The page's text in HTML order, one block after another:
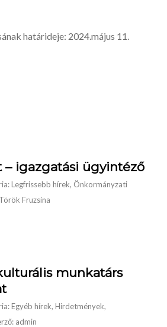
határideje: 2024.május 11.
– igazgatási ügyintéző
Legfrissebb hírek, Önkormányzati
Fruzsina
munkatárs
Egyéb hírek, Hirdetmények,
admin